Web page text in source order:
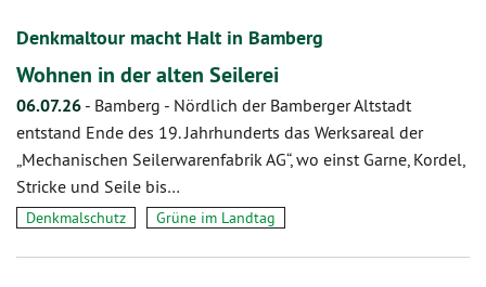
Denkmaltour macht Halt in Bamberg
Wohnen in der alten Seilerei
06.07.26 - Bamberg - Nördlich der Bamberger Altstadt
entstand Ende des 19. Jahrhunderts das Werksareal der
„Mechanischen Seilerwarenfabrik AG“, wo einst Garne, Kordel,
Stricke und Seile bis…
Denkmalschutz Grüne im Landtag